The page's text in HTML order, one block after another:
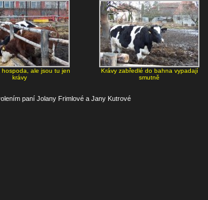
hospoda, ale jsou tu jen
krávy
Krávy zabředlé do bahna vypadají
smutně
paní Jolany Frimlové a Jany Kutrové